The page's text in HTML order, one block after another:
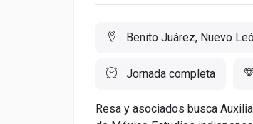
Benito Juárez, Nuevo
Jornada completa
Resa y asociados busca